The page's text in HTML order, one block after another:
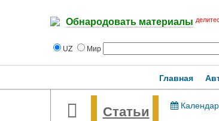
Обнародовать материалы
UZ Мир
Главная
Статьи